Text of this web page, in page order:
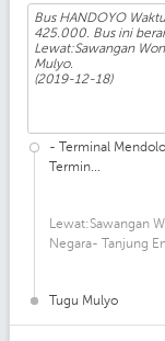
Bus HANDOYO
425.000. Bus ini
Lewat:Sawangan
Mulyo.
(2019-12-18)
- Terminal
Termin...
Lewat:Sawangan
Negara- Tanjung
Tugu Mulyo